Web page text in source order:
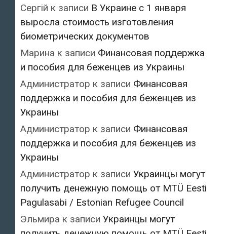
Сергій к записи В Украине с 1 января
выросла стоимость изготовления
биометрических документов
Марина к записи Финансовая поддержка
и пособия для беженцев из Украины
Администратор к записи Финансовая
поддержка и пособия для беженцев из
Украины
Администратор к записи Финансовая
поддержка и пособия для беженцев из
Украины
Администратор к записи Украинцы могут
получить денежную помощь от MTÜ Eesti
Pagulasabi / Estonian Refugee Council
Эльмира к записи Украинцы могут